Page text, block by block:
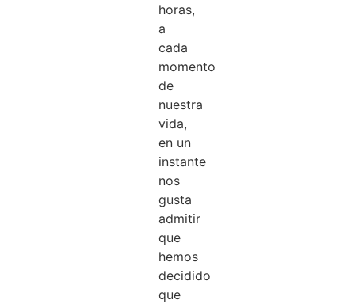
horas,
a
cada
momento
de
nuestra
vida,
en un
instante
nos
gusta
admitir
que
hemos
decidido
que